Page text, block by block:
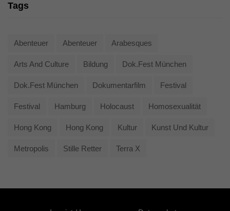
Tags
Abenteuer Abenteuer Arabesques
Arts And Culture Bildung Dok.fest München
Dok.fest München Dokumentarfilm Festival
Festival Hamburg Holocaust Homosexualität
Hong Kong Hong Kong Kultur Kunst Und Kultur
Metropolis Stille Retter Terra X